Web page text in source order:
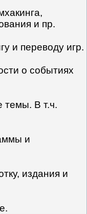
и пр.
и переводу игр.
о событиях
темы. В т.ч.
и
издания и